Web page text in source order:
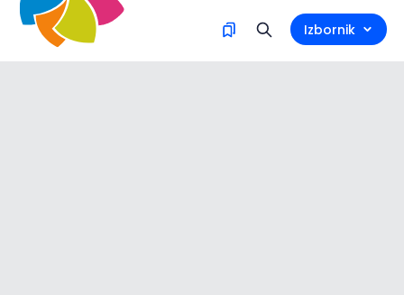
Izbornik